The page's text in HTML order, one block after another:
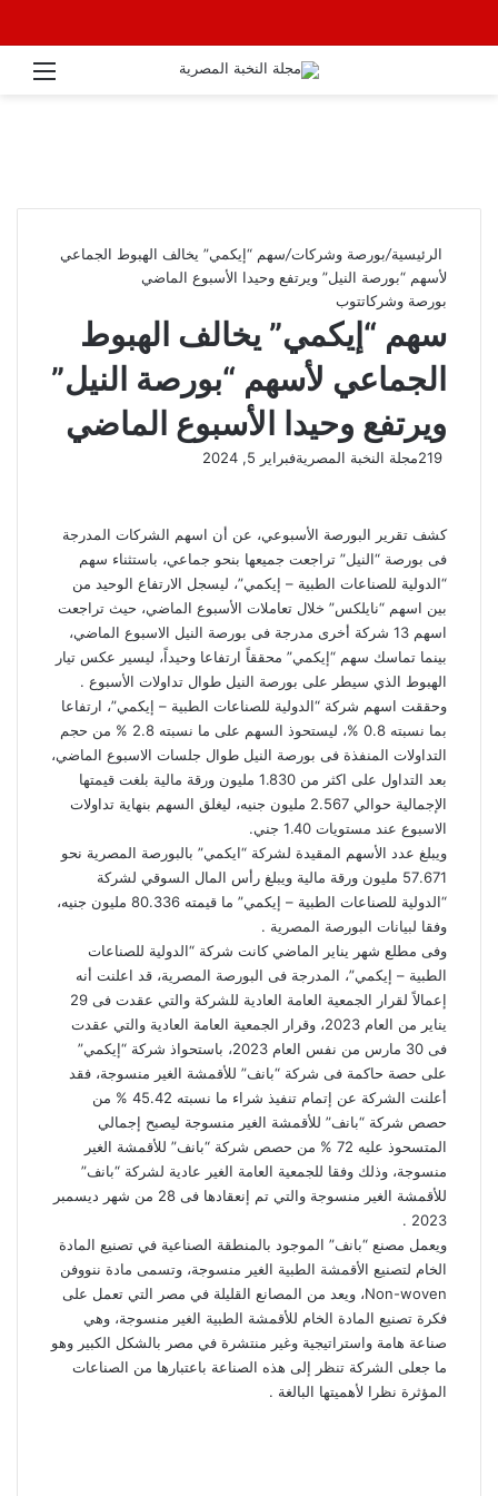
الرئيسية/بورصة وشركات/سهم “إيكمي” يخالف الهبوط الجماعي
لأسهم “بورصة النيل” ويرتفع وحيدا الأسبوع الماضي
بورصة وشركاتتوب
سهم “إيكمي” يخالف الهبوط
الجماعي لأسهم “بورصة النيل”
ويرتفع وحيدا الأسبوع الماضي
مجلة النخبة المصريةفبراير 5, 2024
كشف تقرير البورصة الأسبوعي، عن أن اسهم الشركات المدرجة
فى بورصة “النيل” تراجعت جميعها بنحو جماعي، باستثناء سهم
“الدولية للصناعات الطبية – إيكمي”، ليسجل الارتفاع الوحيد من
بين اسهم “نايلكس” خلال تعاملات الأسبوع الماضي، حيث تراجعت
اسهم 13 شركة أخرى مدرجة فى بورصة النيل الاسبوع الماضي،
بينما تماسك سهم “إيكمي” محققاً ارتفاعا وحيداً، ليسير عكس تيار
الهبوط الذي سيطر على بورصة النيل طوال تداولات الأسبوع .
وحققت اسهم شركة “الدولية للصناعات الطبية – إيكمي”، ارتفاعا
بما نسبته 0.8 %، ليستحوذ السهم على ما نسبته 2.8 % من حجم
التداولات المنفذة فى بورصة النيل طوال جلسات الاسبوع الماضي،
بعد التداول على اكثر من 1.830 مليون ورقة مالية بلغت قيمتها
الإجمالية حوالي 2.567 مليون جنيه، ليغلق السهم بنهاية تداولات
الاسبوع عند مستويات 1.40 جني.
ويبلغ عدد الأسهم المقيدة لشركة “ايكمي” بالبورصة المصرية نحو
57.671 مليون ورقة مالية ويبلغ رأس المال السوقي لشركة
“الدولية للصناعات الطبية – إيكمي” ما قيمته 80.336 مليون جنيه،
وفقا لبيانات البورصة المصرية .
وفى مطلع شهر يناير الماضي كانت شركة “الدولية للصناعات
الطبية – إيكمي”، المدرجة فى البورصة المصرية، قد اعلنت أنه
إعمالاً لقرار الجمعية العامة العادية للشركة والتي عقدت فى 29
يناير من العام 2023، وقرار الجمعية العامة العادية والتي عقدت
فى 30 مارس من نفس العام 2023، باستحواذ شركة “إيكمي”
على حصة حاكمة فى شركة “بانف” للأقمشة الغير منسوجة، فقد
أعلنت الشركة عن إتمام تنفيذ شراء ما نسبته 45.42 % من
حصص شركة “بانف” للأقمشة الغير منسوجة ليصبح إجمالي
المتسحوذ عليه 72 % من حصص شركة “بانف” للأقمشة الغير
منسوجة، وذلك وفقا للجمعية العامة الغير عادية لشركة “بانف”
للأقمشة الغير منسوجة والتي تم إنعقادها فى 28 من شهر ديسمبر
2023 .
ويعمل مصنع “بانف” الموجود بالمنطقة الصناعية في تصنيع المادة
الخام لتصنيع الأقمشة الطبية الغير منسوجة، وتسمى مادة ننووفن
Non-woven، ويعد من المصانع القليلة في مصر التي تعمل على
فكرة تصنيع المادة الخام للأقمشة الطبية الغير منسوجة، وهي
صناعة هامة واستراتيجية وغير منتشرة في مصر بالشكل الكبير وهو
ما جعلى الشركة تنظر إلى هذه الصناعة باعتبارها من الصناعات
المؤثرة نظرا لأهميتها البالغة .